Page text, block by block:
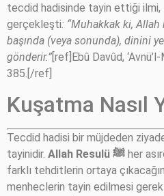
tecdid hadisinde tayin ettiği
gerçekleşti: “Muhakkak ki, Allah
başında (veya sonunda), dinini
gönderir.” [ref]Ebû Davûd,
385.[/ref]
Kuşatma Nasıl
Tecdid hadisi bir müjdeden
tayinidir. Allah Resulü ﷺ her
farklı tehditlerin ortaya
menheclerin tayin edilmesi